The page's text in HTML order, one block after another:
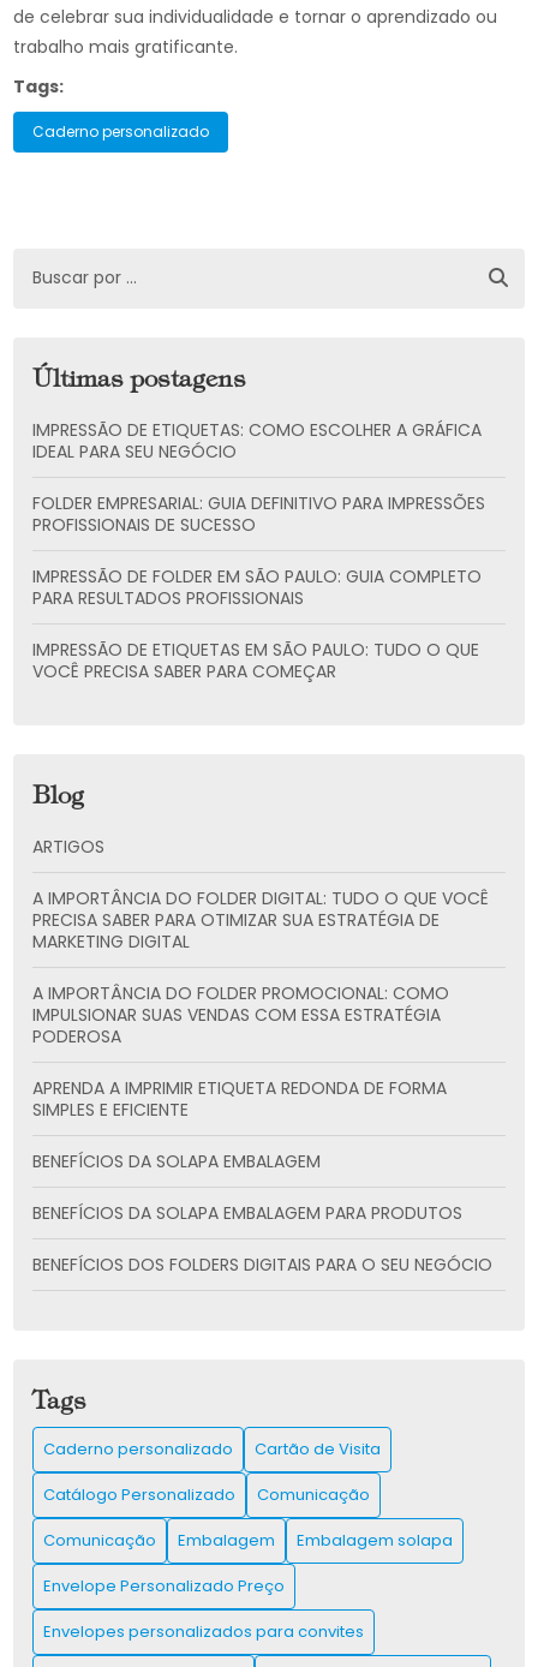
de celebrar sua individualidade e tornar o aprendizado ou
trabalho mais gratificante.
Tags:
Caderno personalizado
Últimas postagens
IMPRESSÃO DE ETIQUETAS: COMO ESCOLHER A GRÁFICA
IDEAL PARA SEU NEGÓCIO
FOLDER EMPRESARIAL: GUIA DEFINITIVO PARA IMPRESSÕES
PROFISSIONAIS DE SUCESSO
IMPRESSÃO DE FOLDER EM SÃO PAULO: GUIA COMPLETO
PARA RESULTADOS PROFISSIONAIS
IMPRESSÃO DE ETIQUETAS EM SÃO PAULO: TUDO O QUE
VOCÊ PRECISA SABER PARA COMEÇAR
Blog
ARTIGOS
A IMPORTÂNCIA DO FOLDER DIGITAL: TUDO O QUE VOCÊ
PRECISA SABER PARA OTIMIZAR SUA ESTRATÉGIA DE
MARKETING DIGITAL
A IMPORTÂNCIA DO FOLDER PROMOCIONAL: COMO
IMPULSIONAR SUAS VENDAS COM ESSA ESTRATÉGIA
PODEROSA
APRENDA A IMPRIMIR ETIQUETA REDONDA DE FORMA
SIMPLES E EFICIENTE
BENEFÍCIOS DA SOLAPA EMBALAGEM
BENEFÍCIOS DA SOLAPA EMBALAGEM PARA PRODUTOS
BENEFÍCIOS DOS FOLDERS DIGITAIS PARA O SEU NEGÓCIO
CARTÃO DE VISITA: COMO CRIAR E UTILIZAR PARA
IMPULSIONAR SUA REDE DE CONTATOS
CARTÃO DE VISITA: COMO CRIAR O SEU E IMPRESSIONAR
CLIENTES
CATÁLOGO IMPRESSO É A CHAVE PARA IMPULSIONAR SUAS
VENDAS E ENCANTAR CLIENTES
CATÁLOGO PERSONALIZADO PARA AUMENTAR SUAS
VENDAS E ENCANTAR CLIENTES
Tags
Caderno personalizado
Cartão de Visita
Catálogo Personalizado
Comunicação
Comunicação
Embalagem
Embalagem solapa
Envelope Personalizado Preço
Envelopes personalizados para convites